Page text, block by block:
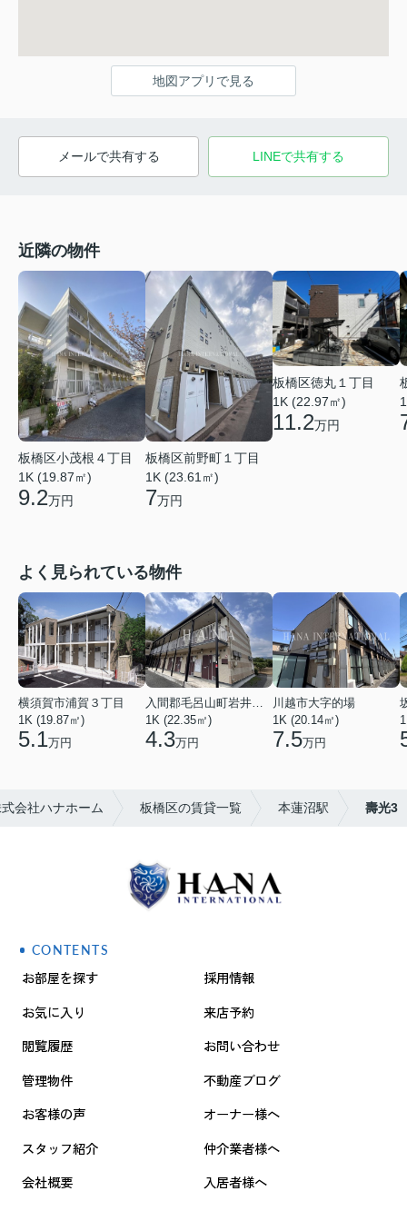
地図アプリで見る
メールで共有する LINEで共有する
近隣の物件
板橋区小茂根４丁目
1K (19.87㎡)
9.2万円
板橋区前野町１丁目
1K (23.61㎡)
7万円
板橋区徳丸１丁目
1K (22.97㎡)
11.2万円
よく見られている物件
横須賀市浦賀３丁目
1K (19.87㎡)
5.1万円
1K (22.35㎡)
4.3万円
川越市大字的場
1K (20.14㎡)
7.5万円
会社ハナホーム 板橋区の賃貸一覧 本蓮沼駅 壽光3
CONTENTS
お部屋を探す
お気に入り
閲覧履歴
管理物件
お客様の声
スタッフ紹介
会社概要
採用情報
来店予約
お問い合わせ
不動産ブログ
オーナー様へ
仲介業者様へ
入居者様へ